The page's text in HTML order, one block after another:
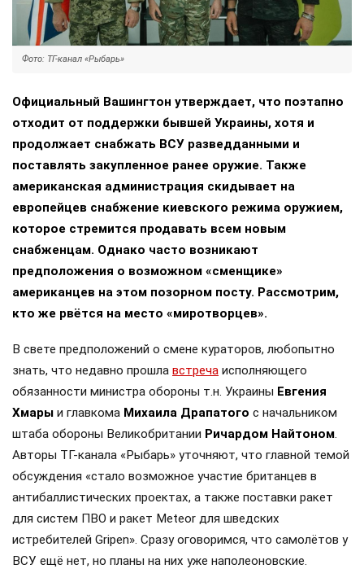
Фото: ТГ-канал «Рыбарь»
Официальный Вашингтон утверждает, что поэтапно
отходит от поддержки бывшей Украины, хотя и
продолжает снабжать ВСУ разведданными и
поставлять закупленное ранее оружие. Также
американская администрация скидывает на
европейцев снабжение киевского режима оружием,
которое стремится продавать всем новым
снабженцам. Однако часто возникают
предположения о возможном «сменщике»
американцев на этом позорном посту. Рассмотрим,
кто же рвётся на место «миротворцев».
В свете предположений о смене кураторов, любопытно
знать, что недавно прошла встреча исполняющего
обязанности министра обороны т.н. Украины Евгения
Хмары и главкома Михаила Драпатого с начальником
штаба обороны Великобритании Ричардом Найтоном.
Авторы ТГ-канала «Рыбарь» уточняют, что главной темой
обсуждения «стало возможное участие британцев в
антибаллистических проектах, а также поставки ракет
для систем ПВО и ракет Meteor для шведских
истребителей Gripen». Сразу оговоримся, что самолётов у
ВСУ ещё нет, но планы на них уже наполеоновские.